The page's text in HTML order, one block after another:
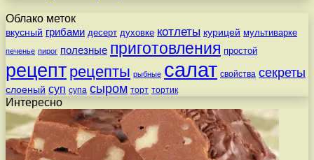
Облако меток
вкусный грибами десерт духовке котлеты курицей мультиварке
печенье пирог полезные приготовления простой
рецепт рецепты рыбные салат свойства секреты
слоеный суп супа сыром торт тортик
Интересно